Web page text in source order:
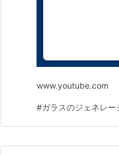
www.youtube.com
#ガラスのジェネレー